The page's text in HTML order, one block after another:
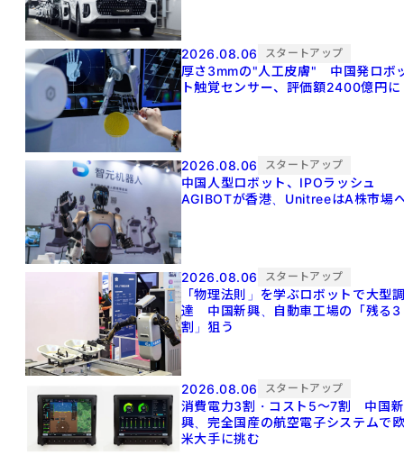
2026.08.06 スタートアップ
厚さ3mmの"人工皮膚" 中国発ロボ
ト触覚センサー、評価額2400億円に
2026.08.06 スタートアップ
中国人型ロボット、IPOラッシュ
AGIBOTが香港、UnitreeはA株市場
2026.08.06 スタートアップ
「物理法則」を学ぶロボットで大型
達 中国新興、自動車工場の「残る3
割」狙う
2026.08.06 スタートアップ
消費電力3割・コスト5〜7割 中国新
興、完全国産の航空電子システムで
米大手に挑む